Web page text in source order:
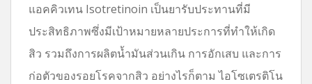
แอคคิวเทน Isotretinoin เป็นยารับประทานที่มี
ประสิทธิภาพซึ่งมีเป้าหมายหลายประการที่ทำให้เกิด
สิว รวมถึงการผลิตน้ำมันส่วนเกิน การอักเสบ และการ
ก่อตัวของรอยโรคจากสิว อย่างไรก็ตาม ไอโซเตรติโน